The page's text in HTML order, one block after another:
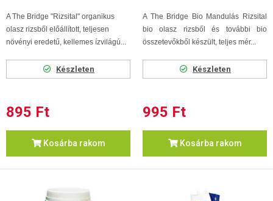
A The Bridge "Rizsital" organikus
olasz rizsből előállított, teljesen
növényi eredetű, kellemes ízvilágú...
Készleten
895 Ft
Kosárba rakom
A The Bridge Bio Mandulás Rizsital
bio olasz rizsből és további bio
összetevőkből készült, teljes mér...
Készleten
995 Ft
Kosárba rakom